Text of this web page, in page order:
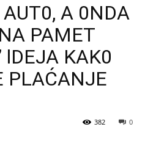
A 0NDA
PAMET
lDEJA KAK0
PLAĆANJE
0
382